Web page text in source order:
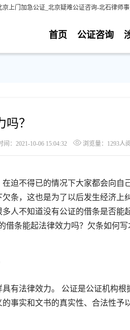
上门加急公证_北京疑难公证咨询-北石律师事
公证咨询
首页
？
间：2021-10-06 15:04:32 浏览量：1293人
不得已的情况下大家都会向自
条，这也是为了以后发生经济上
人不知道没有公证的借条是否能
借条能起法律效力吗？欠条如何
法律效力。 公证是公证机构根
事实和文书的真实性、合法性予